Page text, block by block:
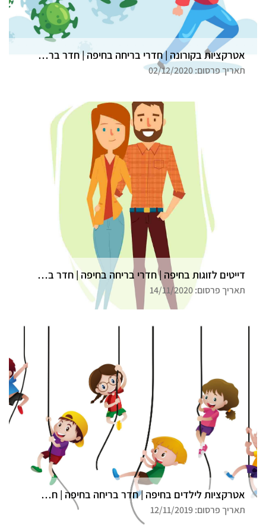
אטרקציות בקורונה | חדרי בריחה בחיפה | חדר בריחה גלדיאטור
תאריך פרסום: 02/12/2020
דייטים לזוגות בחיפה | חדרי בריחה בחיפה | חדר בריחה גלדיאטור
תאריך פרסום: 14/11/2020
אטרקציות לילדים בחיפה | חדר בריחה בחיפה | חדר בריחה דרך המלך
תאריך פרסום: 12/11/2019